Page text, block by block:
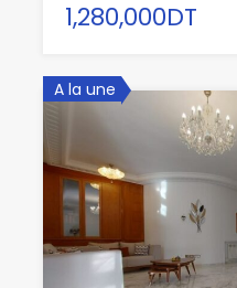
1,280,000DT
A la une